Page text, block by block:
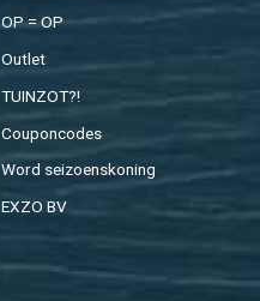
OP = OP
Out­let
TUIN­ZOT?!
Cou­pon­co­des
Word sei­zoens­ko­ning
EXZO BV